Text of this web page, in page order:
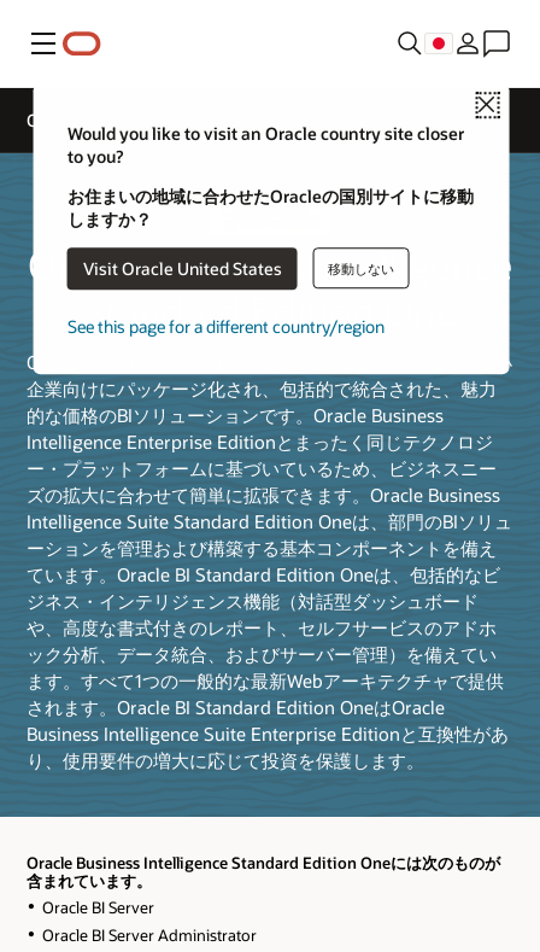
メニュー
Close
Would you like to visit an Oracle country site closer
to you?
お住まいの地域に合わせたOracleの国別サイトに移動
しますか？
Visit Oracle United States 移動しない
See this page for a different country/region
Oracle Business Intelligence Standard Edition One
Oracle Business Intelligence
Standard Edition One
Oracle Business Intelligence Standard Edition Oneは、中小
企業向けにパッケージ化され、包括的で統合された、魅力
的な価格のBIソリューションです。Oracle Business
Intelligence Enterprise Editionとまったく同じテクノロジ
ー・プラットフォームに基づいているため、ビジネスニー
ズの拡大に合わせて簡単に拡張できます。Oracle Business
Intelligence Suite Standard Edition Oneは、部門のBIソリュ
ーションを管理および構築する基本コンポーネントを備え
ています。Oracle BI Standard Edition Oneは、包括的なビ
ジネス・インテリジェンス機能（対話型ダッシュボード
や、高度な書式付きのレポート、セルフサービスのアドホ
ック分析、データ統合、およびサーバー管理）を備えてい
ます。すべて1つの一般的な最新Webアーキテクチャで提供
されます。Oracle BI Standard Edition OneはOracle
Business Intelligence Suite Enterprise Editionと互換性があ
り、使用要件の増大に応じて投資を保護します。
Oracle Business Intelligence Standard Edition Oneには次のものが
含まれています。
Oracle BI Server
Oracle BI Server Administrator